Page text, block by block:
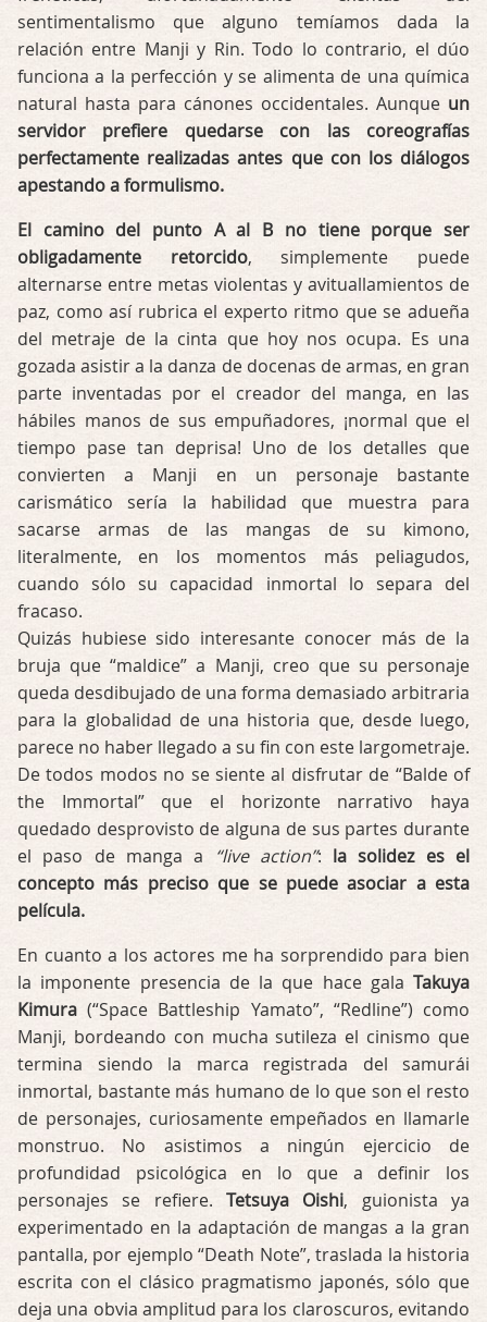
sentimentalismo que alguno temíamos dada la
relación entre Manji y Rin. Todo lo contrario, el dúo
funciona a la perfección y se alimenta de una química
natural hasta para cánones occidentales. Aunque un
servidor prefiere quedarse con las coreografías
perfectamente realizadas antes que con los diálogos
apestando a formulismo.
El camino del punto A al B no tiene porque ser
obligadamente retorcido, simplemente puede
alternarse entre metas violentas y avituallamientos de
paz, como así rubrica el experto ritmo que se adueña
del metraje de la cinta que hoy nos ocupa. Es una
gozada asistir a la danza de docenas de armas, en gran
parte inventadas por el creador del manga, en las
hábiles manos de sus empuñadores, ¡normal que el
tiempo pase tan deprisa! Uno de los detalles que
convierten a Manji en un personaje bastante
carismático sería la habilidad que muestra para
sacarse armas de las mangas de su kimono,
literalmente, en los momentos más peliagudos,
cuando sólo su capacidad inmortal lo separa del
fracaso.
Quizás hubiese sido interesante conocer más de la
bruja que “maldice” a Manji, creo que su personaje
queda desdibujado de una forma demasiado arbitraria
para la globalidad de una historia que, desde luego,
parece no haber llegado a su fin con este largometraje.
De todos modos no se siente al disfrutar de “Balde of
the Immortal” que el horizonte narrativo haya
quedado desprovisto de alguna de sus partes durante
el paso de manga a
“live action”: la solidez es el
concepto más preciso que se puede asociar a esta
película.
En cuanto a los actores me ha sorprendido para bien
la imponente presencia de la que hace gala Takuya
Kimura (“Space Battleship Yamato”, “Redline”) como
Manji, bordeando con mucha sutileza el cinismo que
termina siendo la marca registrada del samurái
inmortal, bastante más humano de lo que son el resto
de personajes, curiosamente empeñados en llamarle
monstruo. No asistimos a ningún ejercicio de
profundidad psicológica en lo que a definir los
personajes se refiere. Tetsuya Oishi, guionista ya
experimentado en la adaptación de mangas a la gran
pantalla, por ejemplo “Death Note”, traslada la historia
escrita con el clásico pragmatismo japonés, sólo que
deja una obvia amplitud para los claroscuros, evitando